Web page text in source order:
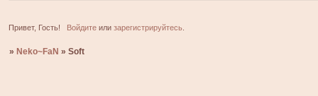
Привет, Гость! Войдитеили зарегистрируйтесь.
» Neko~FaN »Soft